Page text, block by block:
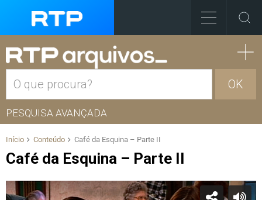
OK
PESQUISA AVANÇADA
Início Conteúdo Café da Esquina – Parte II
Café da Esquina – Parte II